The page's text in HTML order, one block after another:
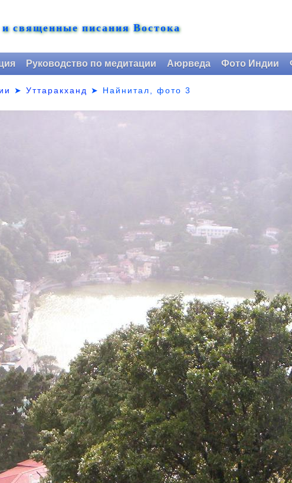
священные писания Востока
Руководство по медитации Аюрведа Фото Индии
➤Уттаракханд ➤ Найнитал, фото 3